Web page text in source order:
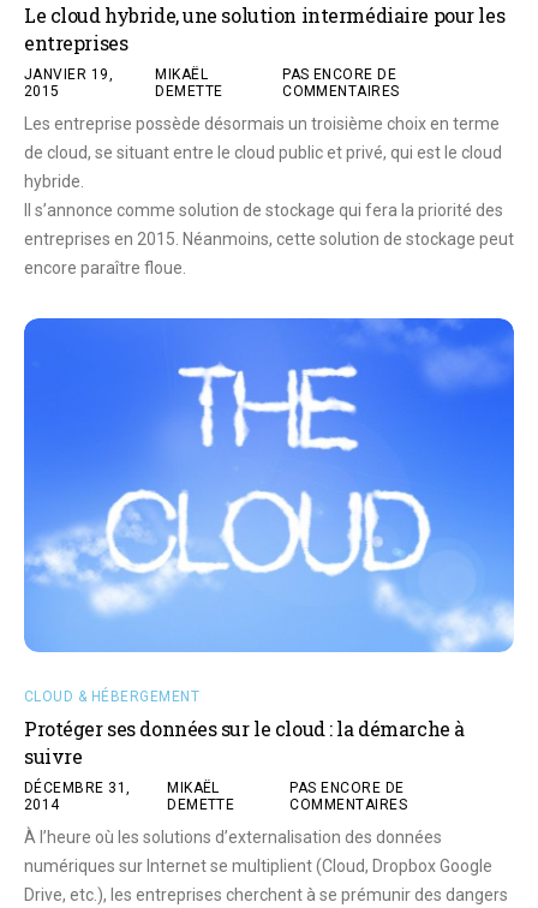
Le cloud hybride, une solution intermédiaire pour les
entreprises
JANVIER 19,
2015
MIKAËL
DEMETTE
PAS ENCORE DE
COMMENTAIRES
Les entreprise possède désormais un troisième choix en terme
de cloud, se situant entre le cloud public et privé, qui est le cloud
hybride.
Il s’annonce comme solution de stockage qui fera la priorité des
entreprises en 2015. Néanmoins, cette solution de stockage peut
encore paraître floue.
CLOUD & HÉBERGEMENT
Protéger ses données sur le cloud : la démarche à
suivre
DÉCEMBRE 31,
2014
MIKAËL
DEMETTE
PAS ENCORE DE
COMMENTAIRES
À l’heure où les solutions d’externalisation des données
numériques sur Internet se multiplient (Cloud, Dropbox Google
Drive, etc.), les entreprises cherchent à se prémunir des dangers